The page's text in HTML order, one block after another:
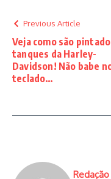
Previous Article
Veja como são
tanques da Harley-
Davidson! Não babe
teclado…